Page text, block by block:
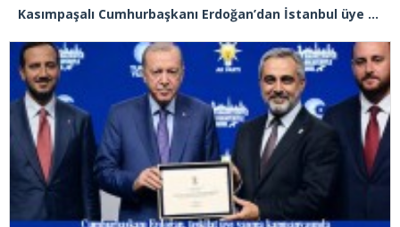
Kasımpaşalı Cumhurbaşkanı Erdoğan’dan İstanbul üye birincisi Beyoğlu İlçe Başkanı Kasım Fırat’a plaket